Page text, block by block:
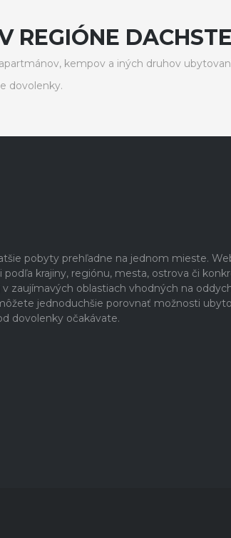
REGIÓNE
kempov a iných druhov
dovolenky.
pobyty prehľadne na jednom mieste.
krajiny, regiónu, mesta, ostrova či
zaujímavých oblastiach vhodných na
jednoduchšie porovnať možnosti
dovolenky očakávate.